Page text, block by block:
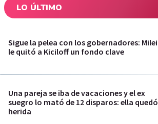
LO ÚLTIMO
Sigue la pelea con los gobernadores: Milei
le quitó a Kiciloff un fondo clave
Una pareja se iba de vacaciones y el ex
suegro lo mató de 12 disparos: ella quedó
herida